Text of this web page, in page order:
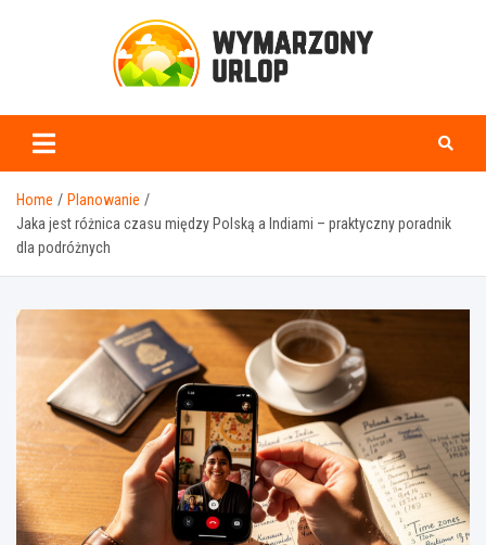
Home
Planowanie
Jaka jest różnica czasu między Polską a Indiami – praktyczny poradnik
dla podróżnych